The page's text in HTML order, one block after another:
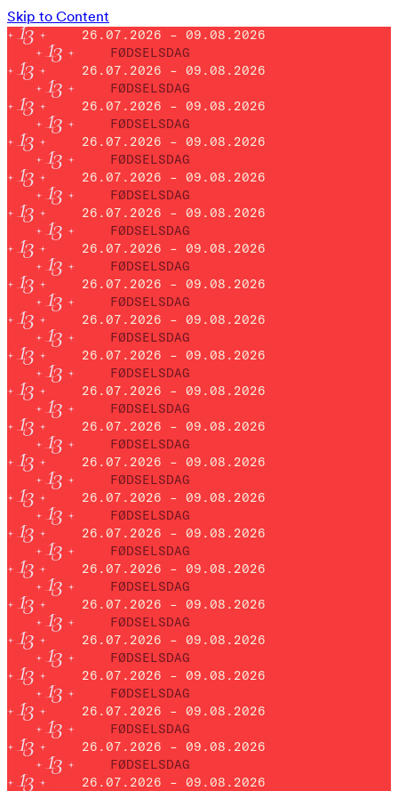
Skip to Content
26.07.2026 – 09.08.2026
FØDSELSDAG
26.07.2026 – 09.08.2026
FØDSELSDAG
26.07.2026 – 09.08.2026
FØDSELSDAG
26.07.2026 – 09.08.2026
FØDSELSDAG
26.07.2026 – 09.08.2026
FØDSELSDAG
26.07.2026 – 09.08.2026
FØDSELSDAG
26.07.2026 – 09.08.2026
FØDSELSDAG
26.07.2026 – 09.08.2026
FØDSELSDAG
26.07.2026 – 09.08.2026
FØDSELSDAG
26.07.2026 – 09.08.2026
FØDSELSDAG
26.07.2026 – 09.08.2026
FØDSELSDAG
26.07.2026 – 09.08.2026
FØDSELSDAG
26.07.2026 – 09.08.2026
FØDSELSDAG
26.07.2026 – 09.08.2026
FØDSELSDAG
26.07.2026 – 09.08.2026
FØDSELSDAG
26.07.2026 – 09.08.2026
FØDSELSDAG
26.07.2026 – 09.08.2026
FØDSELSDAG
26.07.2026 – 09.08.2026
FØDSELSDAG
26.07.2026 – 09.08.2026
FØDSELSDAG
26.07.2026 – 09.08.2026
FØDSELSDAG
26.07.2026 – 09.08.2026
FØDSELSDAG
26.07.2026 – 09.08.2026